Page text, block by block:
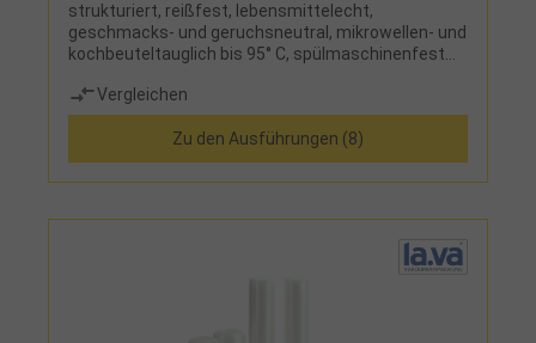
strukturiert, reißfest, lebensmittelecht,
geschmacks- und geruchsneutral, mikrowellen- und
kochbeuteltauglich bis 95° C, spülmaschinenfest
Vergleichen
Zu den Ausführungen (8)